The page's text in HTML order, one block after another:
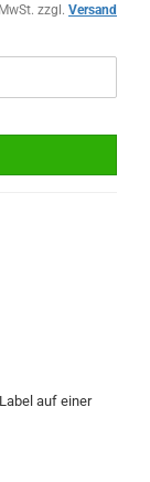
zzgl. Versand
auf einer